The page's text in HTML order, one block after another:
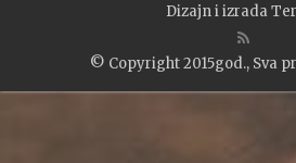
Dizajn i izrada
© Copyright 2015god., Sva
WP2Social Auto PublishPowered